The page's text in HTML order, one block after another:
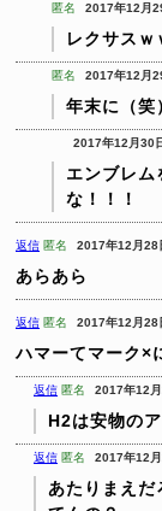
匿名 2017年12月
レクサスｗ
匿名 2017年12月
年末に（笑
2017年12月30
エンブレム
な！！！
返信 匿名 2017年12月28
あらあら
返信 匿名 2017年12月28
ハマーてマーク×
返信 匿名 2017年12
H2は安物の
返信 匿名 2017年12
あたりまえだ